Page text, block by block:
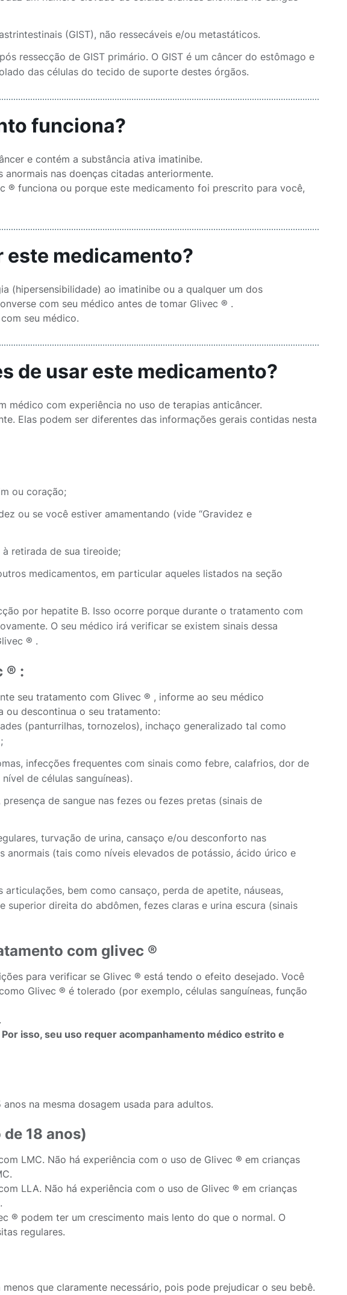
(GIST), não ressecáveis e/ou metastáticos.
ressecção de GIST primário. O GIST é um câncer do estômago e
das células do tecido de suporte destes órgãos.
funciona?
e contém a substância ativa imatinibe.
nas doenças citadas anteriormente.
® funciona ou porque este medicamento foi prescrito para você,
este medicamento?
(hipersensibilidade) ao imatinibe ou a qualquer um dos
com seu médico antes de tomar Glivec ® .
seu médico.
de usar este medicamento?
médico com experiência no uso de terapias anticâncer.
Elas podem ser diferentes das informações gerais contidas nesta
ou coração;
ou se você estiver amamentando (vide “Gravidez e
retirada de sua tireoide;
medicamentos, em particular aqueles listados na seção
por hepatite B. Isso ocorre porque durante o tratamento com
O seu médico irá verificar se existem sinais dessa
® .
® :
seu tratamento com Glivec ® , informe ao seu médico
ou descontinua o seu tratamento:
(panturrilhas, tornozelos), inchaço generalizado tal como
infecções frequentes com sinais como febre, calafrios, dor de
de células sanguíneas).
de sangue nas fezes ou fezes pretas (sinais de
turvação de urina, cansaço e/ou desconforto nas
anormais (tais como níveis elevados de potássio, ácido úrico e
bem como cansaço, perda de apetite, náuseas,
direita do abdômen, fezes claras e urina escura (sinais
com glivec ®
para verificar se Glivec ® está tendo o efeito desejado. Você
Glivec ® é tolerado (por exemplo, células sanguíneas, função
isso, seu uso requer acompanhamento médico estrito e
na mesma dosagem usada para adultos.
18 anos)
LMC. Não há experiência com o uso de Glivec ® em crianças
LLA. Não há experiência com o uso de Glivec ® em crianças
® podem ter um crescimento mais lento do que o normal. O
regulares.
que claramente necessário, pois pode prejudicar o seu bebê.